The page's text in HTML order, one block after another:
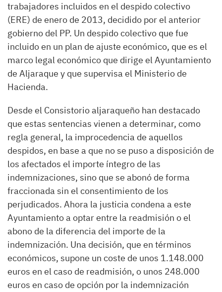
trabajadores incluidos en el despido colectivo
(ERE) de enero de 2013, decidido por el anterior
gobierno del PP. Un despido colectivo que fue
incluido en un plan de ajuste económico, que es el
marco legal económico que dirige el Ayuntamiento
de Aljaraque y que supervisa el Ministerio de
Hacienda.
Desde el Consistorio aljaraqueño han destacado
que estas sentencias vienen a determinar, como
regla general, la improcedencia de aquellos
despidos, en base a que no se puso a disposición de
los afectados el importe íntegro de las
indemnizaciones, sino que se abonó de forma
fraccionada sin el consentimiento de los
perjudicados. Ahora la justicia condena a este
Ayuntamiento a optar entre la readmisión o el
abono de la diferencia del importe de la
indemnización. Una decisión, que en términos
económicos, supone un coste de unos 1.148.000
euros en el caso de readmisión, o unos 248.000
euros en caso de opción por la indemnización